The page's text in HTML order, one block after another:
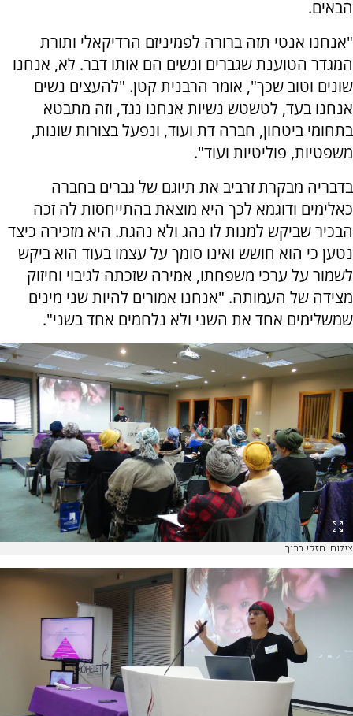
הבאים.
"אנחנו אנטי תזה ברורה לפמיניזם הרדיקאלי ותורת
המגדר הטוענת שגברים ונשים הם אותו דבר. לא, אנחנו
שונים וטוב שכך", אומר הרבנית קטן. "להעצים נשים
אנחנו בעד, לטשטש נשיות אנחנו נגד, וזה מתבטא
בתחומי ביטחון, חברה דת ועוד, ונפעל בצורות שונות,
משפטיות, פוליטיות ועוד".
בדבריה מבקרת זרביב את תיוגם של גברים בחברה
כאלימים ודוגמא לכך היא מוצאת בהתייחסות לה זכה
הבכיר שביקש למנות לו נהג ולא נהגת. היא מזכירה כיצד
נטען כי הוא חושש ואינו סומך על עצמו בעוד הוא ביקש
לשמור על ערכי משפחתו, אמירה שזכתה לגיבוי וחיזוק
מצידה של העמותה. "אנחנו אמורים להיות שני מינים
שמשלימים אחד את השני ולא נלחמים אחד בשני".
צילום: חזקי ברוך